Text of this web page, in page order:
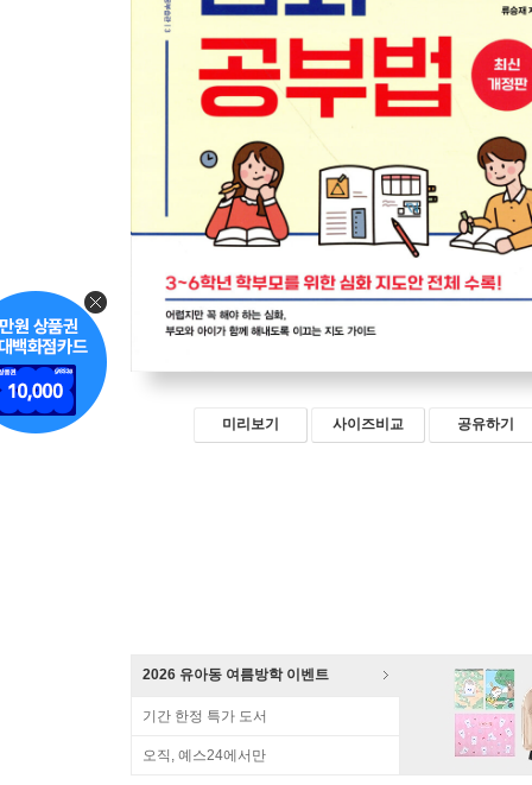
미리보기 사이즈비교 공유하기
2026 유아동 여름방학 이벤트
기간 한정 특가 도서
오직, 예스24에서만